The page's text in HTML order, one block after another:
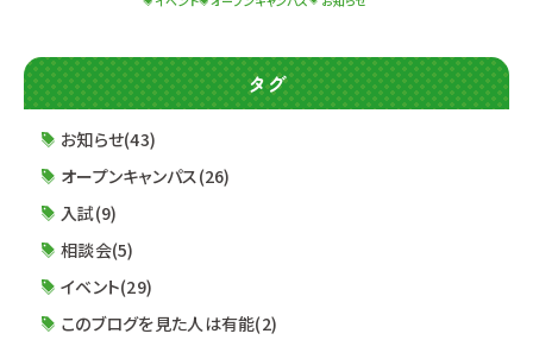
☆ポイント☆ ☑ＡＯ入試対策講座開催！ ＡＯ入試
受験検討中の方におすすめ♪ ☑初めてオープン
キャンパスに参加する方も安心♪ 学科説明＋体験
授業で進路研究もばっち
タグ
お知らせ(43)
オープンキャンパス(26)
入試(9)
相談会(5)
イベント(29)
このブログを見た人は有能(2)